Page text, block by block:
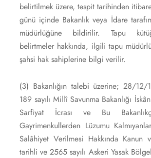
belirtilmek üzere, tespit tarihinden
günü içinde Bakanlık veya İdare
müdürlüğüne bildirilir. Tapu
belirtmeler hakkında, ilgili tapu
şahsi hak sahiplerine bilgi verilir.
(3) Bakanlığın talebi üzerine; 28/
189 sayılı Millî Savunma Bakanlığı
Sarfiyat İcrası ve Bu
Gayrimenkullerden Lüzumu
Salâhiyet Verilmesi Hakkında Kanun
tarihli ve 2565 sayılı Askeri Yasak